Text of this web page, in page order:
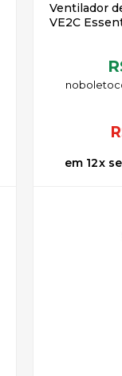
Ventilador
VE2C
noboleto
12x